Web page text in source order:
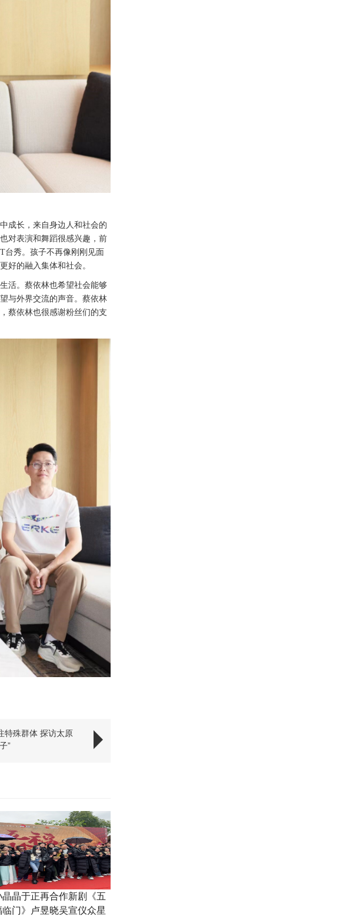
成长，来自身边人和社会的
对表演和舞蹈很感兴趣，前
T台秀。孩子不再像刚刚见面
好的融入集体和社会。
活。蔡依林也希望社会能够
与外界交流的声音。 蔡依林
蔡依林也很感谢粉丝们的支
特殊群体 探访太原
”
晶晶于正再合作新剧《五
临门》卢昱晓吴宣仪众星